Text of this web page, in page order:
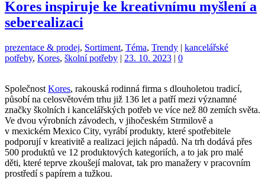
Kores inspiruje ke kreativnímu myšlení a
seberealizaci
Kategorie:
prezentace & prodej, Sortiment, Téma, Trendy | Štítky:
kancelářské
potřeby, Kores, školní potřeby | 23. 10. 2023 | 0
Společnost Kores, rakouská rodinná firma s dlouholetou tradicí,
působí na celosvětovém trhu již 136 let a patří mezi významné
značky školních i kancelářských potřeb ve více než 80 zemích světa.
Ve dvou výrobních závodech, v jihočeském Strmilově a
v mexickém Mexico City, vyrábí produkty, které spotřebitele
podporují v kreativitě a realizaci jejich nápadů. Na trh dodává přes
500 produktů ve 12 produktových kategoriích, a to jak pro malé
děti, které teprve zkoušejí malovat, tak pro manažery v pracovním
prostředí s papírem a tužkou.